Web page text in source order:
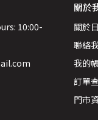
10:00-
關於
關於
聯絡
我的
訂單
門市